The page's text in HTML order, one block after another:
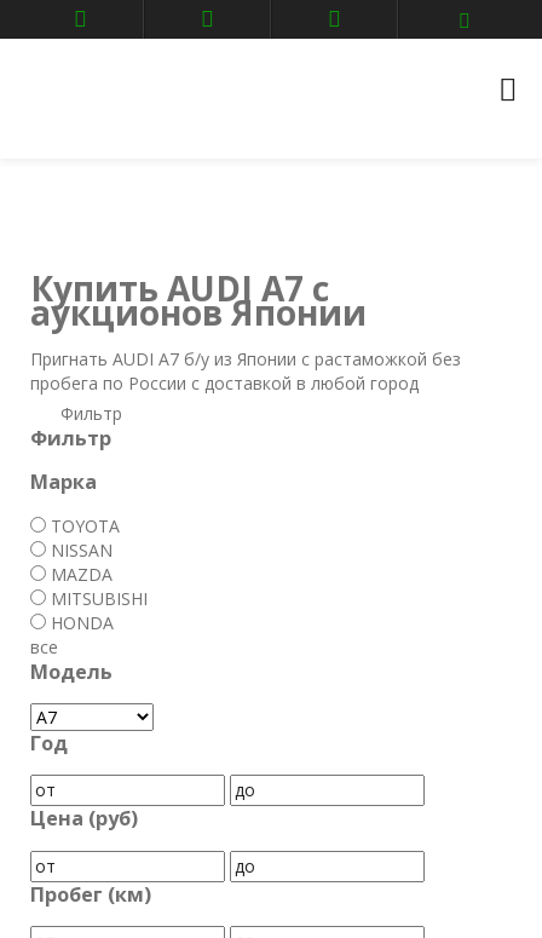
Главная
Авто аукционы
Купить AUDI A7 с
аукционов Японии
Пригнать AUDI A7 б/у из Японии с растаможкой без
пробега по России с доставкой в любой город
Фильтр
Фильтр
Марка
TOYOTA
NISSAN
MAZDA
MITSUBISHI
HONDA
все
Модель
Год
Цена (руб)
Пробег (км)